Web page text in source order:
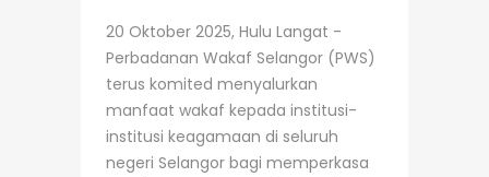
20 Oktober 2025, Hulu Langat -
Perbadanan Wakaf Selangor (PWS)
terus komited menyalurkan
manfaat wakaf kepada institusi-
institusi keagamaan di seluruh
negeri Selangor bagi memperkasa